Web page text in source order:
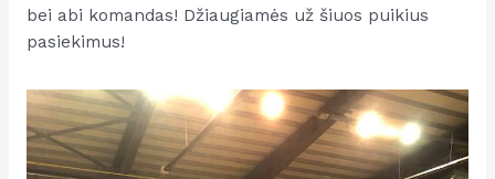
bei abi komandas! Džiaugiamės už šiuos puikius
pasiekimus!